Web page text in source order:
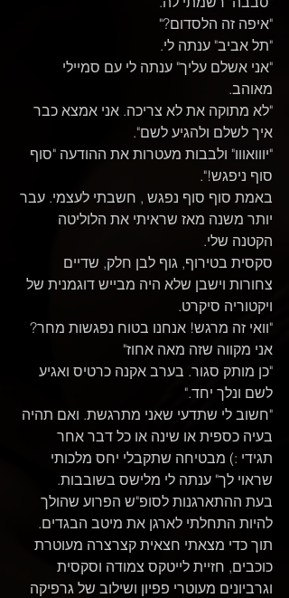
"איפה זה הלסדום?"
"תל אביב" ענתה לי.
"אני אשלם עליך" ענתה לי עם סמיילי
מאוהב.
"לא מתוקה את לא צריכה. אני אמצא כבר
איך לשלם ולהגיע לשם".
"יווואווו" ולבבות מעטרות את ההודעה "סוף
סוף ניפגש!".
באמת סוף סוף נפגש , חשבתי לעצמי. עבר
יותר משנה מאז שראיתי את הלוליטה
הקטנה שלי.
סקסית בטירוף, גוף לבן חלק, שדיים
צחורות וישבן שלא היה מבייש דוגמנית של
ויקטוריה סיקרט.
"וואי זה מרגש! אנחנו בטוח נפגשות מחר?
אני מקווה שזה מאה אחוז"
"כן מותק סגור. בערב אקנה כרטיס ואגיע
לשם ונלך יחד."
"חשוב לי שתדעי שאני מתרגשת. ואם תהיה
בעיה כספית או שינה או כל דבר אחר
תגידי :) מבטיחה שתקבלי יחס מלכותי
שראוי לך" ענתה לי מלישס בשובבות.
בעת ההתארגנות לסופ"ש הפרוע שהולך
להיות התחלתי לארגן את מיטב הבגדים.
תוך כדי מצאתי חצאית קצרצרה מעוטרת
כוכבים, חזיית לייטקס צמודה וסקסית
וגרביונים מעוטרי פפיון ושילוב של גרפיקה